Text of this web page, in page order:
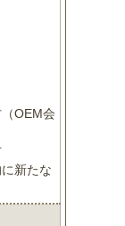
OEM会
新たな